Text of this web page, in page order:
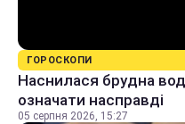
ГОРОСКОПИ
Наснилася брудна
означати насправді
05 серпня 2026, 15:27